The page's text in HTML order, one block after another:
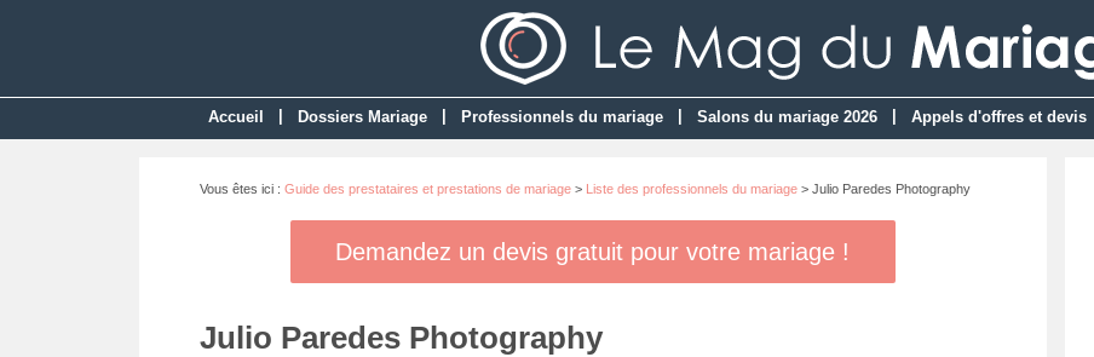
Accueil Dossiers Mariage Professionnels du mariage Salons du mariage 2026 Appels d'offres et devis
Vous êtes ici : Guide des prestataires et prestations de mariage> Liste des professionnels du mariage> Julio Paredes Photography
Demandez un devis gratuit pour votre mariage !
Julio Paredes Photography